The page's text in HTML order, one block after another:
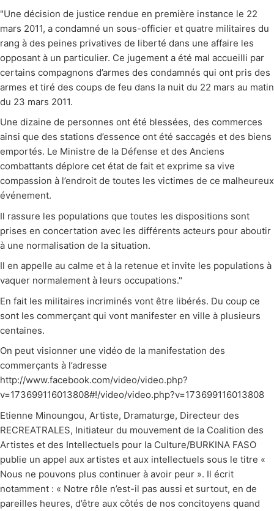
"Une décision de justice rendue en première instance le 22
mars 2011, a condamné un sous-officier et quatre militaires du
rang à des peines privatives de liberté dans une affaire les
opposant à un particulier. Ce jugement a été mal accueilli par
certains compagnons d’armes des condamnés qui ont pris des
armes et tiré des coups de feu dans la nuit du 22 mars au matin
du 23 mars 2011.
Une dizaine de personnes ont été blessées, des commerces
ainsi que des stations d’essence ont été saccagés et des biens
emportés. Le Ministre de la Défense et des Anciens
combattants déplore cet état de fait et exprime sa vive
compassion à l’endroit de toutes les victimes de ce malheureux
événement.
Il rassure les populations que toutes les dispositions sont
prises en concertation avec les différents acteurs pour aboutir
à une normalisation de la situation.
Il en appelle au calme et à la retenue et invite les populations à
vaquer normalement à leurs occupations."
En fait les militaires incriminés vont être libérés. Du coup ce
sont les commerçant qui vont manifester en ville à plusieurs
centaines.
On peut visionner une vidéo de la manifestation des
commerçants à l’adresse
http://www.facebook.com/video/video.php?
v=173699116013808#!/video/video.php?v=173699116013808
Etienne Minoungou, Artiste, Dramaturge, Directeur des
RECREATRALES, Initiateur du mouvement de la Coalition des
Artistes et des Intellectuels pour la Culture/BURKINA FASO
publie un appel aux artistes et aux intellectuels sous le titre «
Nous ne pouvons plus continuer à avoir peur ». Il écrit
notamment : « Notre rôle n’est-il pas aussi et surtout, en de
pareilles heures, d’être aux côtés de nos concitoyens quand